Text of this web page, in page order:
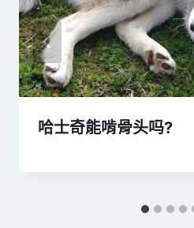
哈士奇能啃骨头吗?